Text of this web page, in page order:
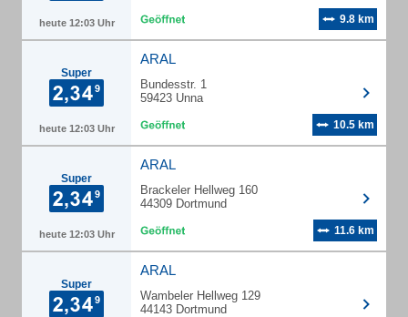
heute 12:03 Uhr 9.8 km
Super
heute 12:03 Uhr
ARAL
Bundesstr. 1
59423 Unna
10.5 km
Super
heute 12:03 Uhr
ARAL
Brackeler Hellweg 160
44309 Dortmund
11.6 km
Super
ARAL
Wambeler Hellweg 129
44143 Dortmund